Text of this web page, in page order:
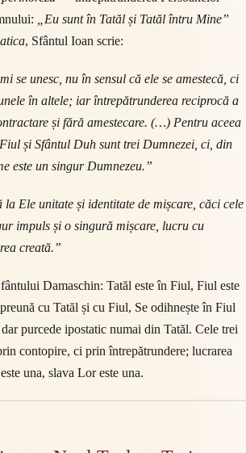
„Eu sunt în Tatăl și Tatăl întru Mine”
, Sfântul Ioan scrie:
se unesc, nu în sensul că ele se amestecă, ci
în altele; iar întrepătrunderea reciprocă a
și fără amestecare. (…) Pentru aceea
și Sfântul Duh sunt trei Dumnezei, ci, din
este un singur Dumnezeu.”
la Ele unitate și identitate de mișcare, căci cele
impuls și o singură mișcare, lucru cu
creată.”
Damaschin: Tatăl este în Fiul, Fiul este
cu Tatăl și cu Fiul, Se odihnește în Fiul
purcede ipostatic numai din Tatăl. Cele trei
contopire, ci prin întrepătrundere; lucrarea
una, slava Lor este una.